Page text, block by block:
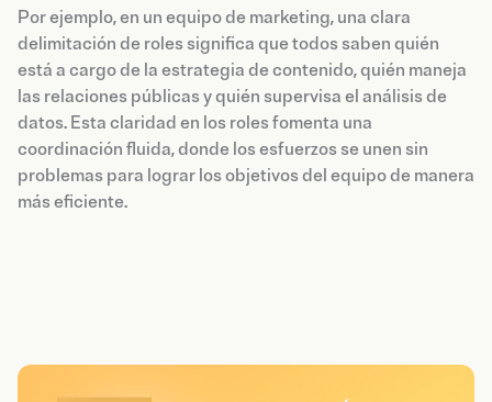
Por ejemplo, en un equipo de marketing, una clara
delimitación de roles significa que todos saben quién
está a cargo de la estrategia de contenido, quién maneja
las relaciones públicas y quién supervisa el análisis de
datos. Esta claridad en los roles fomenta una
coordinación fluida, donde los esfuerzos se unen sin
problemas para lograr los objetivos del equipo de manera
más eficiente.